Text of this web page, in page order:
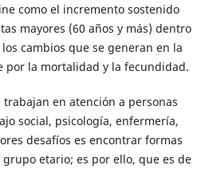
como el incremento sostenido
mayores (60 años y más) dentro
cambios que se generan en la
la mortalidad y la fecundidad.
en atención a personas
social, psicología, enfermería,
desafíos es encontrar formas
etario; es por ello, que es de